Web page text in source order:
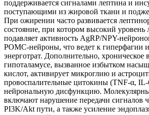
поддерживается сигналами лептина и
поступающими из жировой ткани и
При ожирении часто развивается
состояние, при котором высокий уровень
подавляет активность AgRP/NPY-
POMC-нейроны, что ведет к гиперфагии
энерготрат. Дополнительно, хроническое
гипоталамусе, вызванное избытком
кислот, активирует микроглию и
провоспалительные цитокины (TNF-α, IL-
нейрональную дисфункцию.
включают нарушение передачи сигналов
PI3K/Akt пути, а также усиление